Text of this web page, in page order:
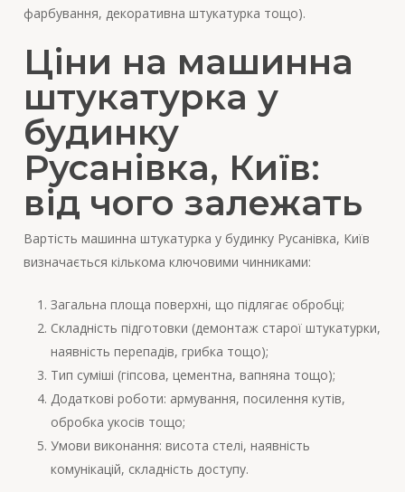
фарбування, декоративна штукатурка тощо).
Ціни на машинна
штукатурка у
будинку
Русанівка, Київ:
від чого залежать
Вартість машинна штукатурка у будинку Русанівка, Київ
визначається кількома ключовими чинниками:
Загальна площа поверхні, що підлягає обробці;
Складність підготовки (демонтаж старої штукатурки,
наявність перепадів, грибка тощо);
Тип суміші (гіпсова, цементна, вапняна тощо);
Додаткові роботи: армування, посилення кутів,
обробка укосів тощо;
Умови виконання: висота стелі, наявність
комунікацій, складність доступу.